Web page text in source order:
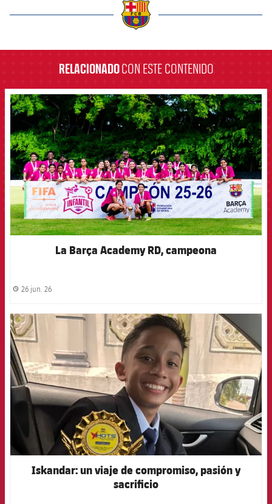
RELACIONADOCON ESTE CONTENIDO
FCB Barcelona badge
La Barça Academy RD, campeona
label.share.clock
26 jun. 26
FCB Barcelona badge
Iskandar: un viaje de compromiso, pasión y
sacrificio